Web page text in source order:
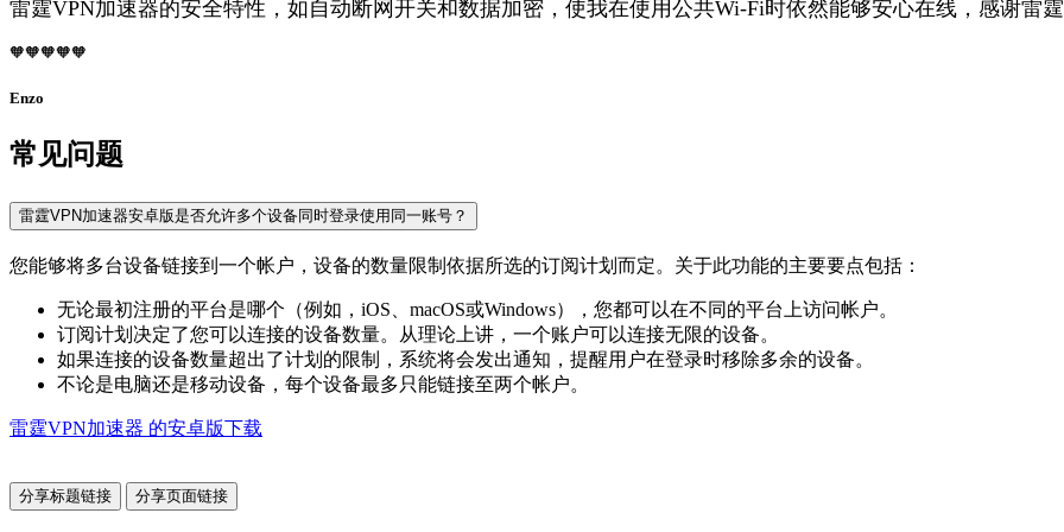
雷霆VPN加速器的安全特性，如自动断网开关和数据加密，使我在使用公共Wi-Fi时依然能够安心在线，感谢雷霆
🧡🧡🧡🧡🧡
Enzo
常见问题
雷霆VPN加速器安卓版是否允许多个设备同时登录使用同一账号？
您能够将多台设备链接到一个帐户，设备的数量限制依据所选的订阅计划而定。关于此功能的主要要点包括：
无论最初注册的平台是哪个（例如，iOS、macOS或Windows），您都可以在不同的平台上访问帐户。
订阅计划决定了您可以连接的设备数量。从理论上讲，一个账户可以连接无限的设备。
如果连接的设备数量超出了计划的限制，系统将会发出通知，提醒用户在登录时移除多余的设备。
不论是电脑还是移动设备，每个设备最多只能链接至两个帐户。
雷霆VPN加速器 的安卓版下载
分享标题链接 分享页面链接